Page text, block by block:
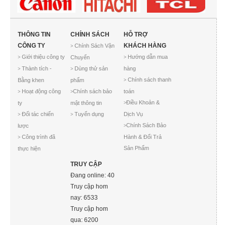
THÔNG TIN
CÔNG TY
> Giới thiệu công ty
> Thành tích -
Bằng khen
> Hoạt động công
ty
> Đối tác chiến
lược
> Công trình đã
thực hiện
CHÍNH SÁCH
> Chính Sách Vận
Chuyển
> Dùng thử sản
phẩm
>Chính sách bảo
mật thông tin
> Tuyển dụng
HỖ TRỢ
KHÁCH HÀNG
>Hướng dẫn mua
hàng
>Chính sách thanh
toán
>Điều Khoản &
Dịch Vụ
>Chính Sách Bảo
Hành & Đổi Trả
Sản Phẩm
TRUY CẬP
Đang online: 40
Truy cập hom
nay: 6533
Truy cập hom
qua: 6200